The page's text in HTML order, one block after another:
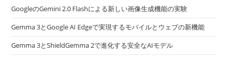
GoogleのGemini 2.0 Flashによる新しい画像生成機能の実験
Gemma 3とGoogle AI Edgeで実現するモバイルとウェブの新機能
Gemma 3とShieldGemma 2で進化する安全なAIモデル